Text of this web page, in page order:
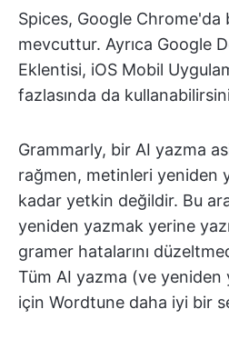
Spices, Google Chrome'da
mevcuttur. Ayrıca Google
Eklentisi, iOS Mobil
fazlasında da
Grammarly, bir AI yazma
rağmen, metinleri yeniden
kadar yetkin değildir. Bu
yeniden yazmak yerine
gramer hatalarını
Tüm AI yazma (ve yeniden
için Wordtune daha iyi bir